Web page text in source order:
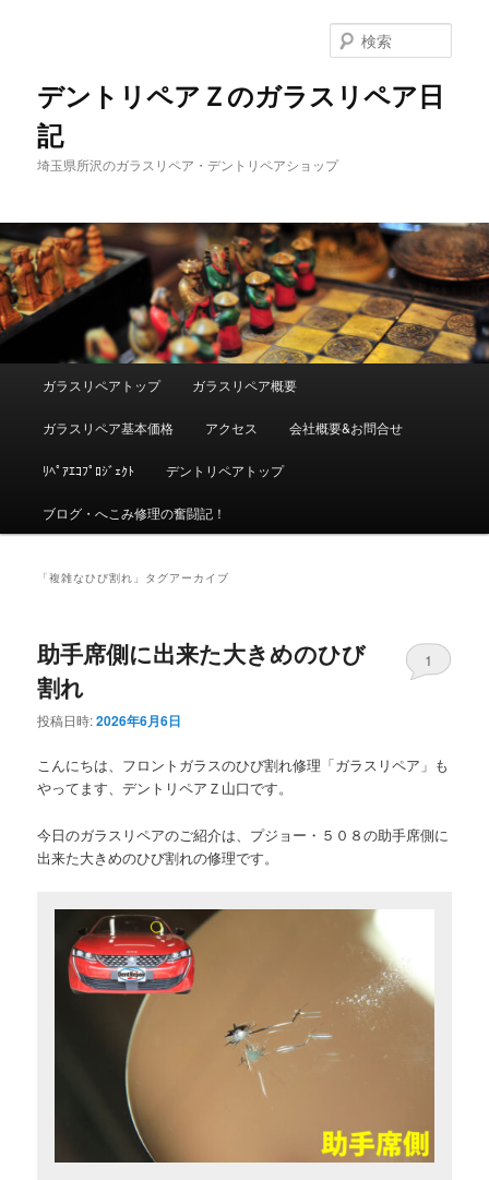
移
動
動
デントリペアＺのガラスリペア日
記
埼玉県所沢のガラスリペア・デントリペアショップ
索
ガラスリペアトップ ガラスリペア概要
ガラスリペア基本価格 アクセス 会社概要&お問合せ
ﾘﾍﾟｱｴｺﾌﾟﾛｼﾞｪｸﾄ デントリペアトップ
ブログ・へこみ修理の奮闘記！
「複雑なひび割れ 」タグアーカイブ
助手席側に出来た大きめのひび
割れ
投稿日時:2026年6月6日
1
こんにちは、フロントガラスのひび割れ修理「ガラスリペア」も
やってます、デントリペアＺ山口です。
今日のガラスリペアのご紹介は、プジョー・５０８の助手席側に
出来た大きめのひび割れの修理です。